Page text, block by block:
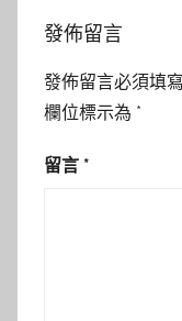
發佈留言
發佈留言必須填
欄位標示為 *
留言 *